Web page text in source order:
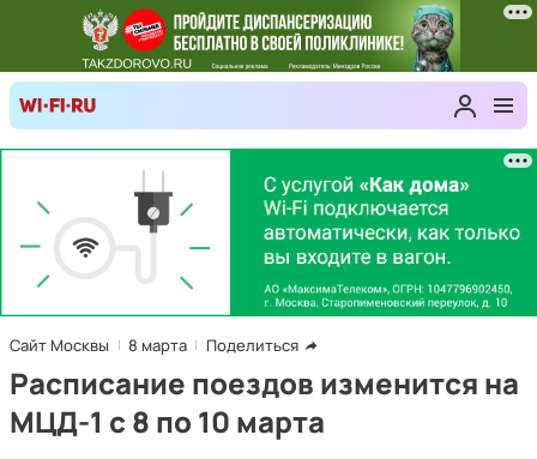
Сайт Москвы 8 марта Поделиться
Расписание поездов изменится на
МЦД-1 с 8 по 10 марта